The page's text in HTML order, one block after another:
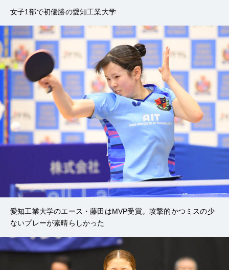
女子1部で初優勝の愛知工業大学
愛知工業大学のエース・藤田はMVP受賞。攻撃的かつミスの少
ないプレーが素晴らしかった